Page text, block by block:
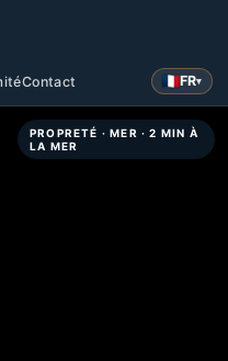
Contact FR▾
PROPRETÉ · MER · 2 MIN À
LA MER